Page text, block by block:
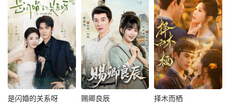
是闪婚的关系呀 赐卿良辰 择木而栖